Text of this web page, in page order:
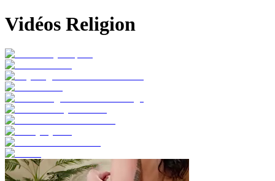
Vidéos Religion